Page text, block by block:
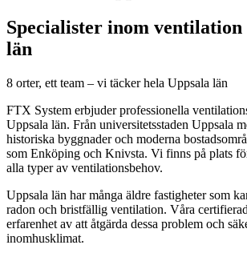
Specialister inom ventilation
län
8 orter, ett team – vi täcker hela Uppsala län
FTX System erbjuder professionella
Uppsala län. Från universitetsstaden Uppsala
historiska byggnader och moderna
som Enköping och Knivsta. Vi finns på plats
alla typer av ventilationsbehov.
Uppsala län har många äldre fastigheter som
radon och bristfällig ventilation. Våra
erfarenhet av att åtgärda dessa problem och
inomhusklimat.